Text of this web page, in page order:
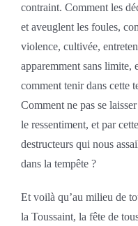
contraint. Comment les
et aveuglent les foules,
violence, cultivée,
apparemment sans limite,
comment tenir dans cette
Comment ne pas se
le ressentiment, et par
destructeurs qui nous
dans la tempête ?
Et voilà qu’au milieu de
la Toussaint, la fête de